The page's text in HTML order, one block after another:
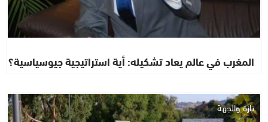
المغرب في عالم يعاد تشكيله: أية استراتيجية جيوسياسية؟
تازة والجهة